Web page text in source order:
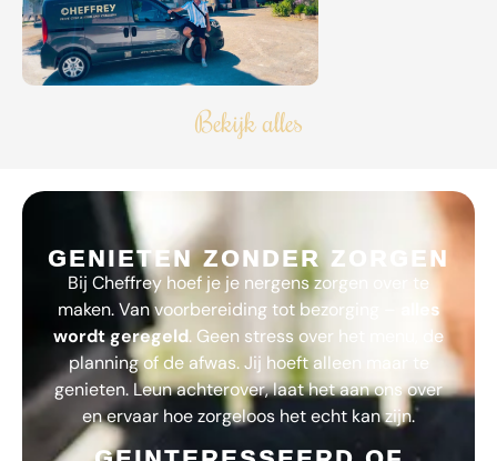
Bekijk alles
GENIETEN ZONDER ZORGEN
Bij Cheffrey hoef je je nergens zorgen over te
maken. Van voorbereiding tot bezorging –
alles
wordt geregeld. Geen stress over het menu, de
planning of de afwas. Jij hoeft alleen maar te
genieten. Leun achterover, laat het aan ons over
en ervaar hoe zorgeloos het echt kan zijn.